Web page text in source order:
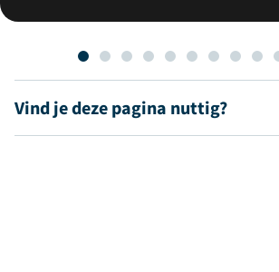
Vind je deze pagina nuttig?